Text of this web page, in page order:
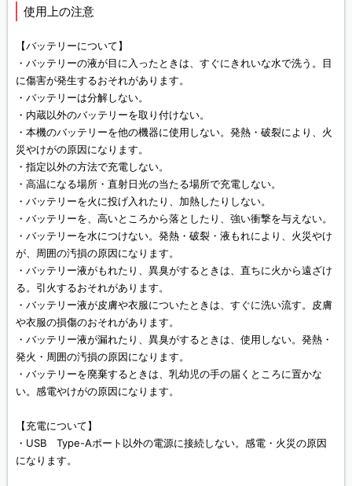
使用上の注意
【バッテリーについて】
・バッテリーの液が目に入ったときは、すぐにきれいな水で洗う。目
に傷害が発生するおそれがあります。
・バッテリーは分解しない。
・内蔵以外のバッテリーを取り付けない。
・本機のバッテリーを他の機器に使用しない。発熱・破裂により、火
災やけがの原因になります。
・指定以外の方法で充電しない。
・高温になる場所・直射日光の当たる場所で充電しない。
・バッテリーを火に投げ入れたり、加熱したりしない。
・バッテリーを、高いところから落としたり、強い衝撃を与えない。
・バッテリーを水につけない。発熱・破裂・液もれにより、火災やけ
が、周囲の汚損の原因になります。
・バッテリー液がもれたり、異臭がするときは、直ちに火から遠ざけ
る。引火するおそれがあります。
・バッテリー液が皮膚や衣服についたときは、すぐに洗い流す。皮膚
や衣服の損傷のおそれがあります。
・バッテリー液が漏れたり、異臭がするときは、使用しない。発熱・
発火・周囲の汚損の原因になります。
・バッテリーを廃棄するときは、乳幼児の手の届くところに置かな
い。感電やけがの原因になります。
【充電について】
・USB Type-Aポート以外の電源に接続しない。感電・火災の原因
になります。